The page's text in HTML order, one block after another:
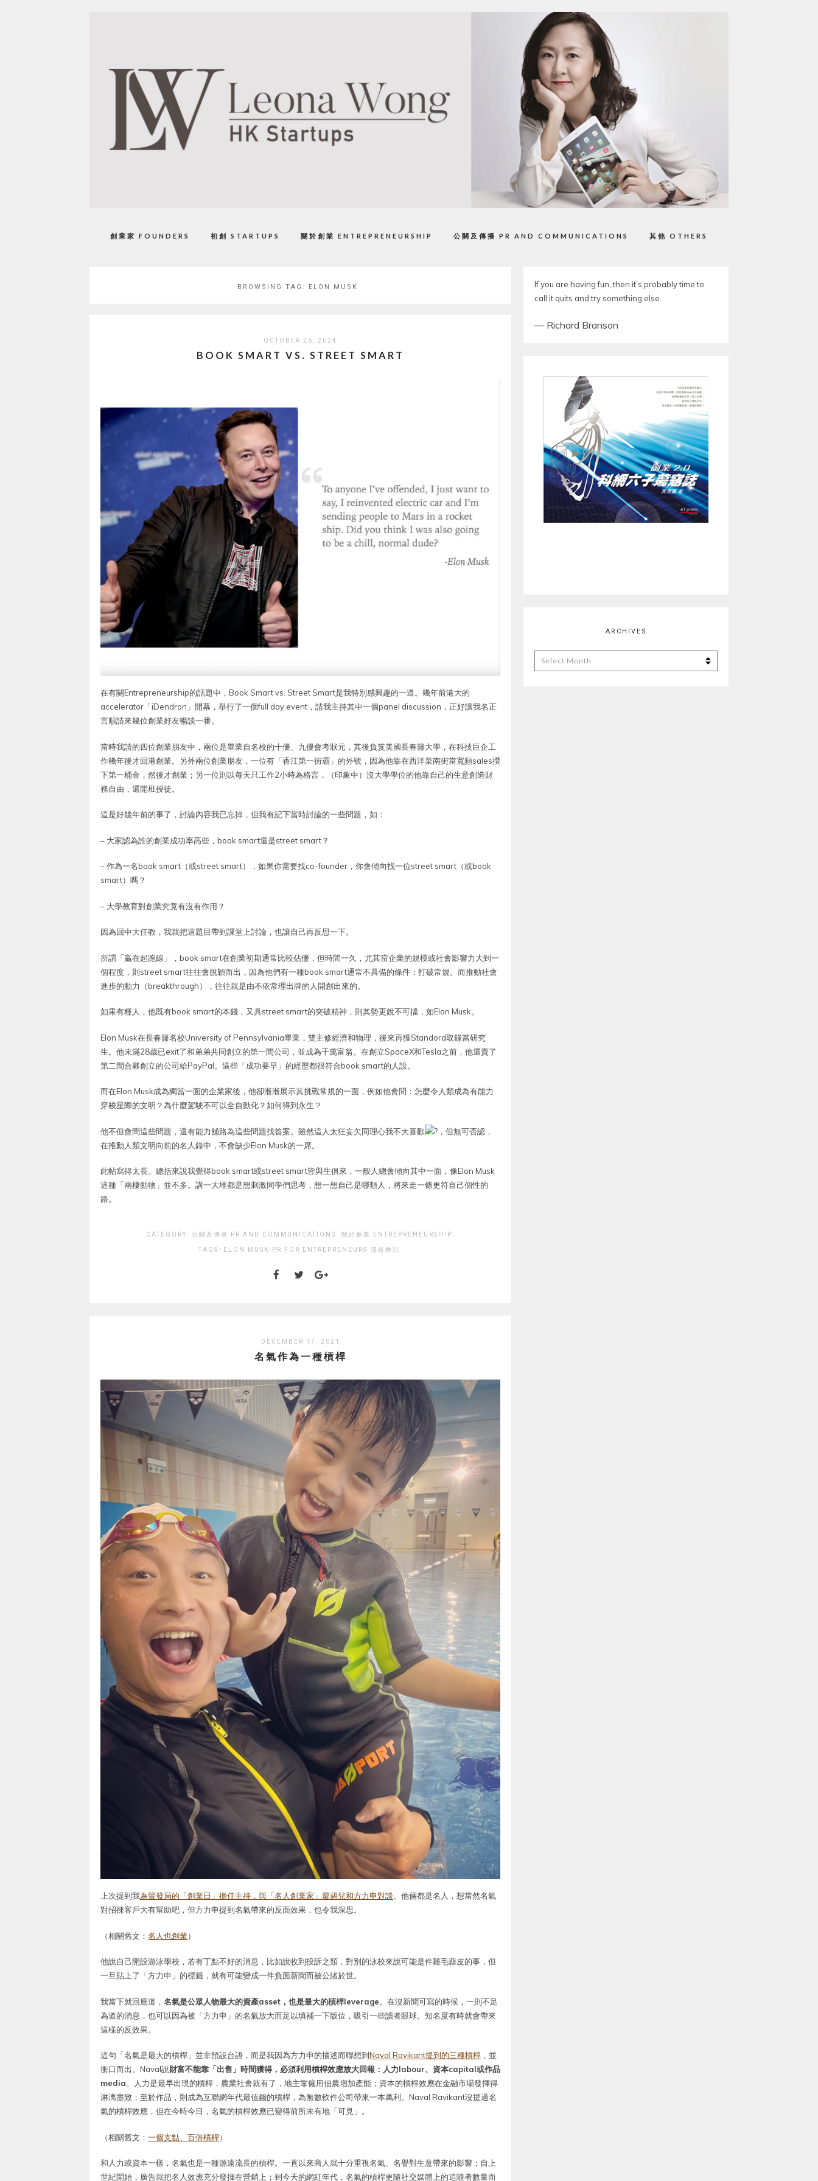
創業家 FOUNDERS 初創 STARTUPS 關於創業 ENTREPRENEURSHIP 公關及傳播 PR AND COMMUNICATIONS 其他 OTHERS
BROWSING TAG: ELON MUSK
OCTOBER 26, 2024
BOOK SMART VS. STREET SMART
在有關Entrepreneurship的話題中，Book Smart vs. Street Smart是我特別感興趣的一道。幾年前港大的
accelerator「iDendron」開幕，舉行了一個full day event，請我主持其中一個panel discussion，正好讓我名正
言順請來幾位創業好友暢談一番。
當時我請的四位創業朋友中，兩位是畢業自名校的十優、九優會考狀元，其後負笈美國長春籐大學，在科技巨企工
作幾年後才回港創業。另外兩位創業朋友，一位有「香江第一街霸」的外號，因為他靠在西洋菜南街當寬頻sales攢
下第一桶金，然後才創業；另一位則以每天只工作2小時為格言，（印象中）沒大學學位的他靠自己的生意創造財
務自由，還開班授徒。
這是好幾年前的事了，討論內容我已忘掉，但我有記下當時討論的一些問題，如：
– 大家認為誰的創業成功率高些，book smart還是street smart？
– 作為一名book smart（或street smart），如果你需要找co-founder，你會傾向找一位street smart（或book
smart）嗎？
– 大學教育對創業究竟有沒有作用？
因為回中大任教，我就把這題目帶到課堂上討論，也讓自己再反思一下。
所謂「贏在起跑線」，book smart在創業初期通常比較佔優，但時間一久，尤其當企業的規模或社會影響力大到一
個程度，則street smart往往會脫穎而出，因為他們有一種book smart通常不具備的條件：打破常規。而推動社會
進步的動力（breakthrough），往往就是由不依常理出牌的人開創出來的。
如果有種人，他既有book smart的本錢，又具street smart的突破精神，則其勢更銳不可擋，如Elon Musk。
Elon Musk在長春籐名校University of Pennsylvania畢業，雙主修經濟和物理，後來再獲Standord取錄當研究
生。他未滿28歲已exit了和弟弟共同創立的第一間公司，並成為千萬富翁。在創立SpaceX和Tesla之前，他還賣了
第二間合夥創立的公司給PayPal。這些「成功要早」的經歷都很符合book smart的人設。
而在Elon Musk成為獨當一面的企業家後，他卻漸漸展示其挑戰常規的一面，例如他會問：怎麼令人類成為有能力
穿梭星際的文明？為什麼駕駛不可以全自動化？如何得到永生？
他不但會問這些問題，還有能力舖路為這些問題找答案。雖然這人太狂妄欠同理心我不大喜歡
，但無可否認，
在推動人類文明向前的名人錄中，不會缺少Elon Musk的一席。
此帖寫得太長。總括來說我覺得book smart或street smart皆與生俱來，一般人總會傾向其中一面，像Elon Musk
這種「兩棲動物」並不多。講一大堆都是想刺激同學們思考，想一想自己是哪類人，將來走一條更符自己個性的
路。
CATEGORY: 公關及傳播 PR AND COMMUNICATIONS 關於創業 ENTREPRENEURSHIP
TAGS: ELON MUSK PR FOR ENTREPRENEURS 課後雜記
DECEMBER 17, 2021
名氣作為一種槓桿
上次提到我為貿發局的「創業日」擔任主持，與「名人創業家」廖碧兒和方力申對談。他倆都是名人，想當然名氣
對招徠客戶大有幫助吧，但方力申提到名氣帶來的反面效果，也令我深思。
（相關舊文： 名人也創業）
他說自己開設游泳學校，若有丁點不好的消息，比如說收到投訴之類，對別的泳校來說可能是件雞毛蒜皮的事，但
一旦貼上了「方力申」的標籤，就有可能變成一件負面新聞而被公諸於世。
我當下就回應道， 名氣是公眾人物最大的資產asset，也是最大的槓桿leverage。在沒新聞可寫的時候，一則不足
為道的消息，也可以因為被「方力申」的名氣放大而足以填補一下版位，吸引一些讀者眼球。知名度有時就會帶來
這樣的反效果。
這句「名氣是最大的槓桿」並非預設台語，而是我因為方力申的描述而聯想到Naval Ravikant提到的三種槓桿 ，並
衝口而出。Naval說財富不能靠「出售」時間獲得，必須利用槓桿效應放大回報：人力labour、資本capital或作品
media。人力是最早出現的槓桿，農業社會就有了，地主靠僱用佃農增加產能；資本的槓桿效應在金融市場發揮得
淋漓盡致；至於作品，則成為互聯網年代最值錢的槓桿，為無數軟件公司帶來一本萬利。Naval Ravikant沒提過名
氣的槓桿效應，但在今時今日，名氣的槓桿效應已變得前所未有地「可見」。
（相關舊文： 一個支點、百倍槓桿）
和人力或資本一樣，名氣也是一種源遠流長的槓桿。一直以來商人就十分重視名氣、名譽對生意帶來的影響；自上
世紀開始，廣告就把名人效應充分發揮在營銷上；到今天的網紅年代，名氣的槓桿更隨社交媒體上的追隨者數量而
If you are having fun, then it’s probably time to
call it quits and try something else.
— Richard Branson
ARCHIVES
Archives